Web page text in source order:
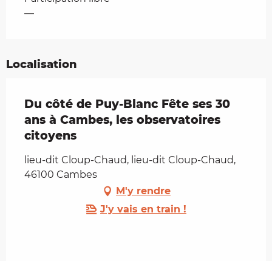
—
Localisation
Du côté de Puy-Blanc Fête ses 30
ans à Cambes, les observatoires
citoyens
lieu-dit Cloup-Chaud, lieu-dit Cloup-Chaud,
46100 Cambes
M'y rendre
J'y vais en train !